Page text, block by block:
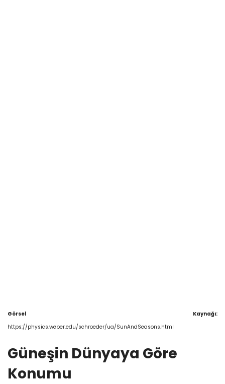
Görsel Kaynağı:
https://physics.weber.edu/schroeder/ua/SunAndSeasons.html
Güneşin Dünyaya Göre
Konumu